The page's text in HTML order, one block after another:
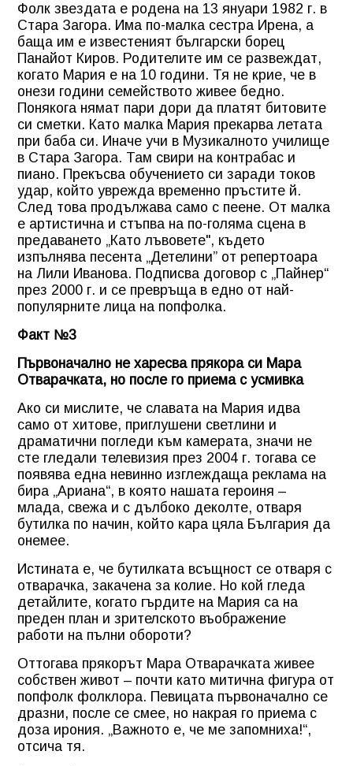
Фолк звездата е родена на 13 януари 1982 г. в
Стара Загора. Има по-малка сестра Ирена, а
баща им е известеният български борец
Панайот Киров. Родителите им се развеждат,
когато Мария е на 10 години. Тя не крие, че в
онези години семейството живее бедно.
Понякога нямат пари дори да платят битовите
си сметки. Като малка Мария прекарва летата
при баба си. Иначе учи в Музикалното училище
в Стара Загора. Там свири на контрабас и
пиано. Прекъсва обучението си заради токов
удар, който уврежда временно пръстите й.
След това продължава само с пеене. От малка
е артистична и стъпва на по-голяма сцена в
предаването „Като лъвовете", където
изпълнява песента „Детелини” от репертоара
на Лили Иванова. Подписва договор с „Пайнер“
през 2000 г. и се превръща в едно от най-
популярните лица на попфолка.
Факт №3
Първоначално не харесва прякора си Мара
Отварачката, но после го приема с усмивка
Ако си мислите, че славата на Мария идва
само от хитове, приглушени светлини и
драматични погледи към камерата, значи не
сте гледали телевизия през 2004 г. тогава се
появява една невинно изглеждаща реклама на
бира „Ариана“, в която нашата героиня –
млада, свежа и с дълбоко деколте, отваря
бутилка по начин, който кара цяла България да
онемее.
Истината е, че бутилката всъщност се отваря с
отварачка, закачена за колие. Но кой гледа
детайлите, когато гърдите на Мария са на
преден план и зрителското въображение
работи на пълни обороти?
Оттогава прякорът Мара Отварачката живее
собствен живот – почти като митична фигура от
попфолк фолклора. Певицата първоначално се
дразни, после се смее, но накрая го приема с
доза ирония. „Важното е, че ме запомниха!“,
отсича тя.